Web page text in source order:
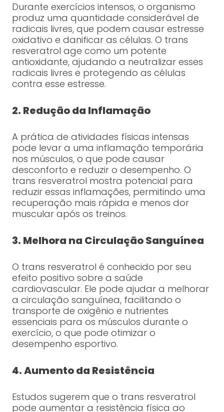
Durante exercícios intensos, o organismo
produz uma quantidade considerável de
radicais livres, que podem causar estresse
oxidativo e danificar as células. O trans
resveratrol age como um potente
antioxidante, ajudando a neutralizar esses
radicais livres e protegendo as células
contra esse estresse.
2. Redução da Inflamação
A prática de atividades físicas intensas
pode levar a uma inflamação temporária
nos músculos, o que pode causar
desconforto e reduzir o desempenho. O
trans resveratrol mostra potencial para
reduzir essas inflamações, permitindo uma
recuperação mais rápida e menos dor
muscular após os treinos.
3. Melhora na Circulação Sanguínea
O trans resveratrol é conhecido por seu
efeito positivo sobre a saúde
cardiovascular. Ele pode ajudar a melhorar
a circulação sanguínea, facilitando o
transporte de oxigênio e nutrientes
essenciais para os músculos durante o
exercício, o que pode otimizar o
desempenho esportivo.
4. Aumento da Resistência
Estudos sugerem que o trans resveratrol
pode aumentar a resistência física ao